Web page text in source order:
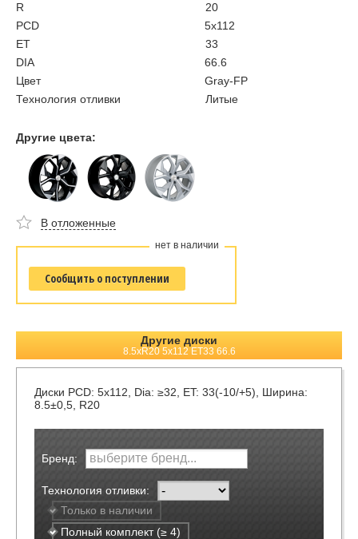
R
20
PCD
5x112
ET
33
DIA
66.6
Цвет
Gray-FP
Технология отливки
Литые
Другие цвета:
В отложенные
нет в наличии
Сообщить о поступлении
Другие диски
8.5xR20 5x112 ET33 66.6
Диски PCD: 5x112, Dia: ≥32, ET: 33(-10/+5), Ширина:
8.5±0,5, R20
Бренд:
Технология отливки:
Только в наличии
Полный комплект (≥ 4)